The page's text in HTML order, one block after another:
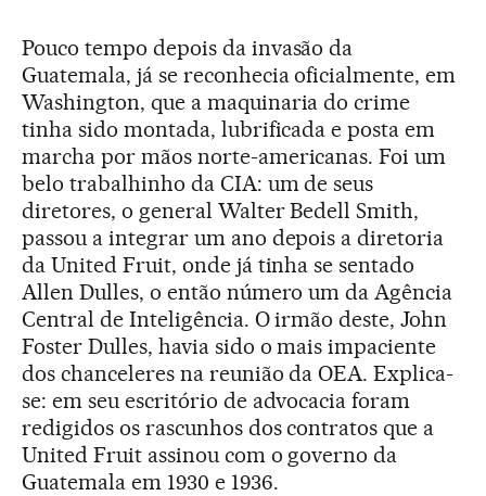
Pouco tempo depois da invasão da
Guatemala, já se reconhecia oficialmente, em
Washington, que a maquinaria do crime
tinha sido montada, lubrificada e posta em
marcha por mãos norte-americanas. Foi um
belo trabalhinho da CIA: um de seus
diretores, o general Walter Bedell Smith,
passou a integrar um ano depois a diretoria
da United Fruit, onde já tinha se sentado
Allen Dulles, o então número um da Agência
Central de Inteligência. O irmão deste, John
Foster Dulles, havia sido o mais impaciente
dos chanceleres na reunião da OEA. Explica-
se: em seu escritório de advocacia foram
redigidos os rascunhos dos contratos que a
United Fruit assinou com o governo da
Guatemala em 1930 e 1936.